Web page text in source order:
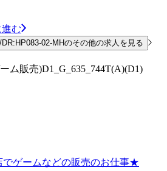
む
02-MHのその他の求人を見る
ム販売)D1_G_635_744T(A)(D1)
でゲームなどの販売のお仕事★